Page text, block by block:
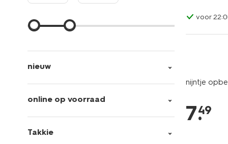
nieuw
online op voorraad
Takkie
voor
nijntje
7.
49